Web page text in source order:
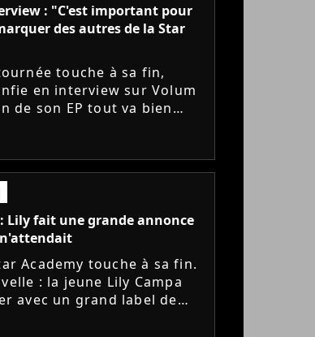
: "C'est important pour
des autres de la Star
touche à sa fin,
en interview sur Volum
de son EP tout va bien
de gommer l'étiquette
le jeu...
Lily fait une grande annonce
Academy touche à sa fin.
: la jeune Lily Campa
avec un grand label de